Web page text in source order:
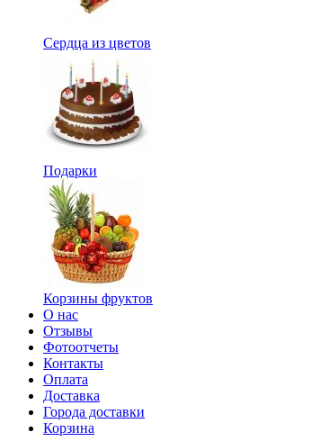
Сердца из цветов
Подарки
Корзины фруктов
О нас
Отзывы
Фотоотчеты
Контакты
Оплата
Доставка
Города доставки
Корзина